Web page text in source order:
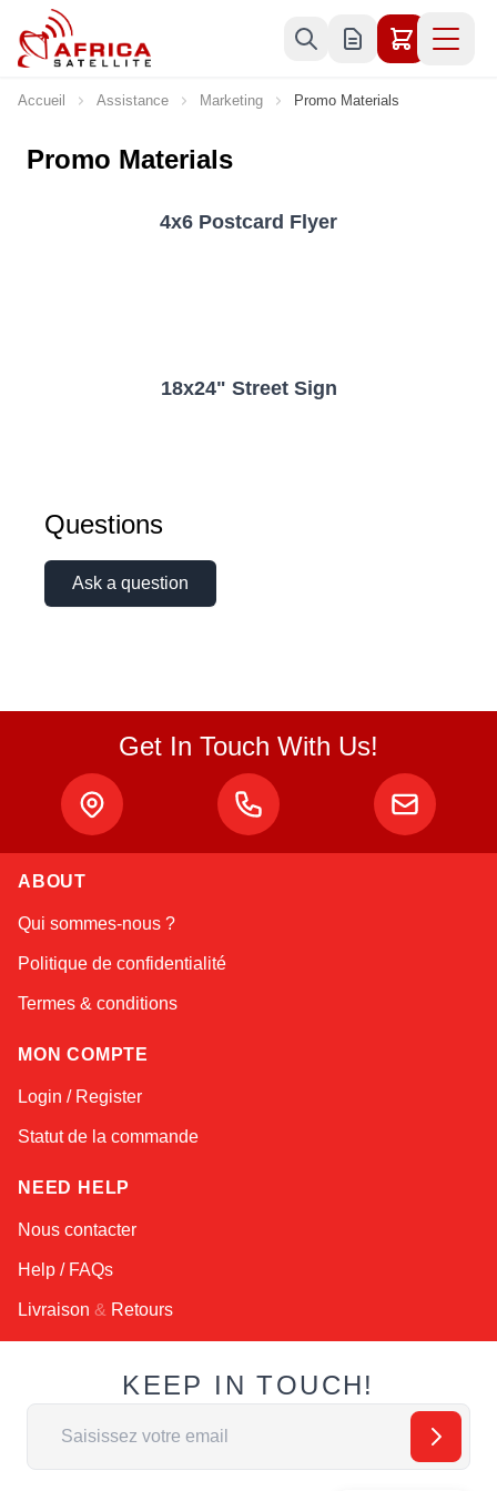
Allez au contenu
Accueil Assistance Marketing Promo Materials
Promo Materials
4x6 Postcard Flyer
18x24" Street Sign
Questions
Ask a question
Get In Touch With Us!
ABOUT
Qui sommes-nous ?
Politique de confidentialité
Termes & conditions
MON COMPTE
Login / Register
Statut de la commande
NEED HELP
Nous contacter
Help / FAQs
Livraison & Retours
KEEP IN TOUCH!
Adresse email